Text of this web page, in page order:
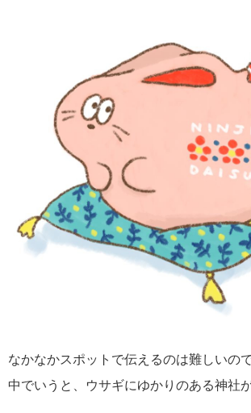
なかなかスポットで伝えるのは難しいの
中でいうと、ウサギにゆかりのある神社